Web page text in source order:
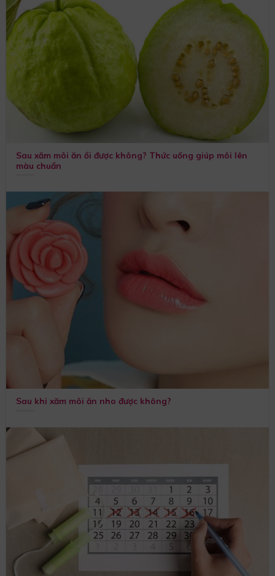
Sau xăm môi ăn ổi được không? Thức uống giúp môi lên
màu chuẩn
Sau khi xăm môi ăn nho được không?